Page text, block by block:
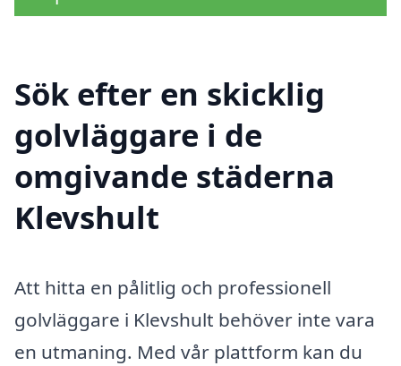
Sök efter en skicklig
golvläggare i de
omgivande städerna
Klevshult
Att hitta en pålitlig och professionell
golvläggare i Klevshult behöver inte vara
en utmaning. Med vår plattform kan du